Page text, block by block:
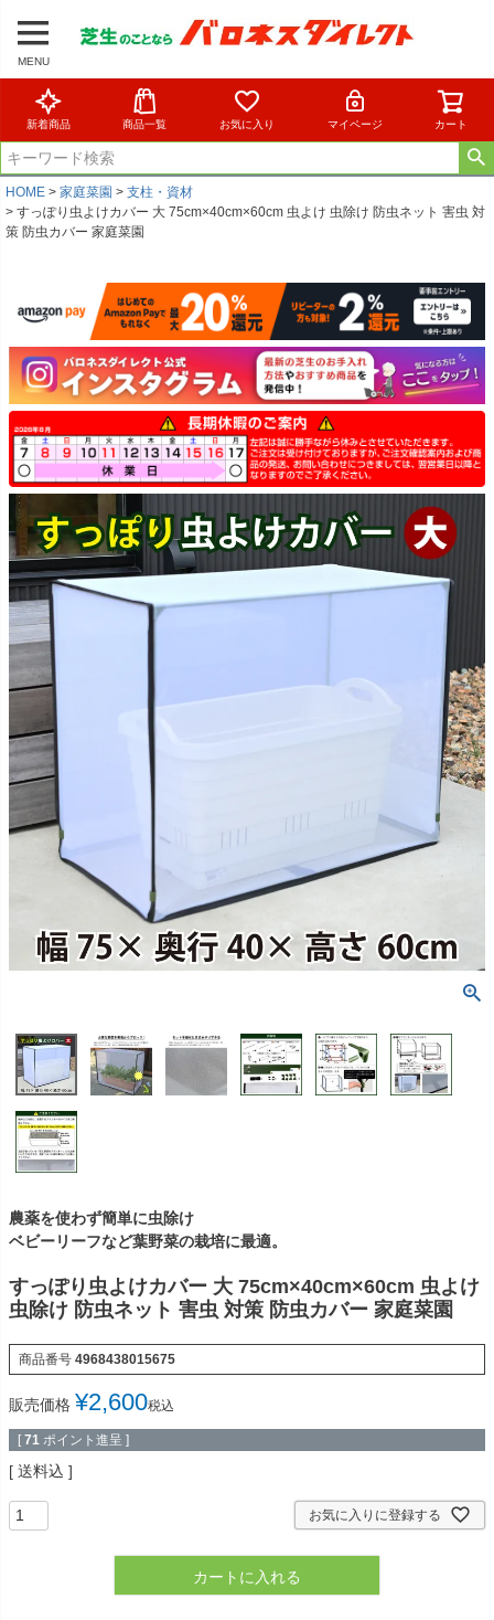
MENU
新着商品 商品一覧 お気に入り マイページ カート
HOME 家庭菜園
支柱・資材
すっぽり虫よけカバー 大 75cm×40cm×60cm 虫よけ 虫除け 防虫ネット 害虫 対
策 防虫カバー 家庭菜園
農薬を使わず簡単に虫除け
ベビーリーフなど葉野菜の栽培に最適。
すっぽり虫よけカバー 大 75cm×40cm×60cm 虫よけ
虫除け 防虫ネット 害虫 対策 防虫カバー 家庭菜園
商品番号 4968438015675
販売価格 ¥2,600税込
[ 71 ポイント進呈 ]
送料込
お気に入りに登録する
カートに入れる